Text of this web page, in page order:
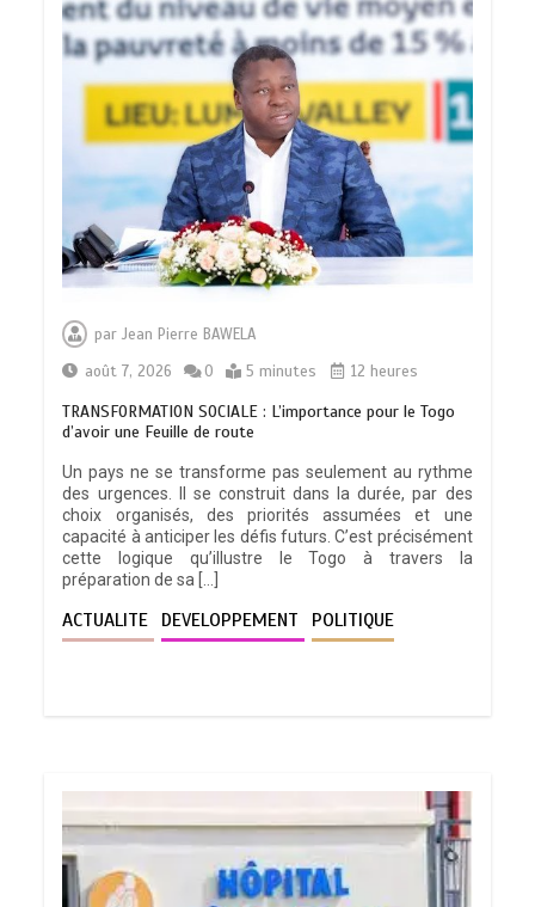
parJean Pierre BAWELA
août 7, 2026
0 5 minutes 12 heures
TRANSFORMATION SOCIALE : L’importance pour le Togo
d’avoir une Feuille de route
Un pays ne se transforme pas seulement au rythme
des urgences. Il se construit dans la durée, par des
choix organisés, des priorités assumées et une
capacité à anticiper les défis futurs. C’est précisément
cette logique qu’illustre le Togo à travers la
préparation de sa […]
ACTUALITE DEVELOPPEMENT POLITIQUE